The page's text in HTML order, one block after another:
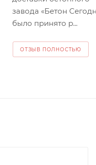
завода «Бетон
было принято р...
ОТЗЫВ ПОЛНОСТЬЮ